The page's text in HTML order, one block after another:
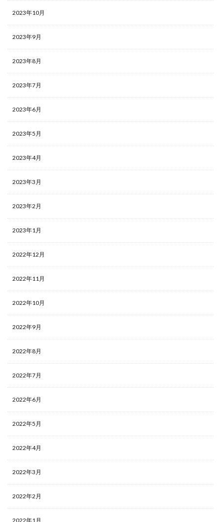
2023年10月
2023年9月
2023年8月
2023年7月
2023年6月
2023年5月
2023年4月
2023年3月
2023年2月
2023年1月
2022年12月
2022年11月
2022年10月
2022年9月
2022年8月
2022年7月
2022年6月
2022年5月
2022年4月
2022年3月
2022年2月
2022年1月